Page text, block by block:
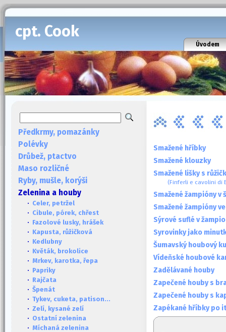
cpt. Cook
Úvodem
Předkrmy, pomazánky
Polévky
Drůbež, ptactvo
Maso rozličné
Ryby, mušle, korýši
Zelenina a houby
· Celer, petržel
· Cibule, pórek, chřest
· Fazolové lusky, hrášek
· Kapusta, růžičková
· Kedlubny
· Květák, brokolice
· Mrkev, karotka, řepa
· Papriky
· Rajčata
· Špenát
· Tykev, cuketa, patison...
· Zelí, kysané zelí
· Ostatní zelenina
· Míchaná zelenina
Smažené hříbky
Smažené klouzky
Smažené lišky s
(Finferli e cavolini di
Smažené žampióny
Smažené žampióny
Sýrové suflé v
Syrovinky jako
Šumavský houbový
Vídeňské houbové
Zadělávané houby
Zapečené houby s
Zapečené houby s
Zapékané hříbky po